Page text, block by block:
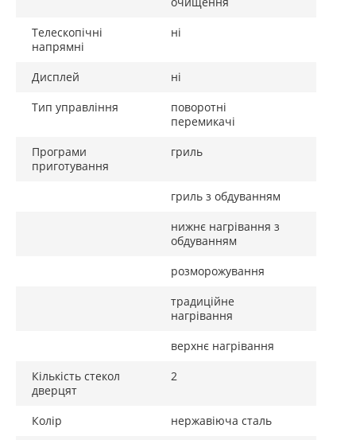
Захист від відбитків
Телескопічні
напрямні
ні
Дисплей
ні
Тип управління
поворотні
перемикачі
Програми
приготування
гриль
гриль з обдуванням
нижнє нагрівання з
обдуванням
розморожування
традиційне
нагрівання
верхнє нагрівання
Кількість стекол
дверцят
2
Колір
нержавіюча сталь